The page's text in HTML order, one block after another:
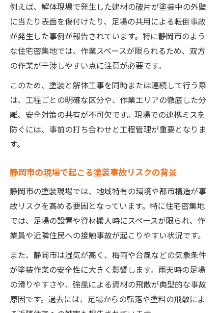
現場の塗装事故が発生する主なパターンと
は
火事など建設現場トラブル回避に学ぶ知恵
塗装現場で火事を防ぐための心掛けと対策
静岡市火事速報を活用した塗装リスク管理
術
山火事や建設現場トラブル事例で学ぶ塗装
の教訓
塗装作業時の思わぬ事故リスクとその軽減法
塗装作業で発生しやすい事故リスクを解説
静岡市の塗装現場で必要なリスク軽減アプ
ローチ
工事現場のニュースに学ぶ塗装事故の未然
防止
塗装時のケガやトラブルを防ぐ実践的対策
解体工事と塗装の事故事例から見る注意点
事故事例から見る安全な工事のポイントとは
例えば、解体現場で発生した建材の破片が塗装中の外壁
に当たり表面を傷付けたり、足場の共用による転倒事故
が発生した事例が報告されています。特に静岡市のよう
な住宅密集地では、作業スペースが限られるため、双方
の作業が干渉しやすい点に注意が必要です。
このため、塗装と解体工事を同時または連続して行う際
は、工程ごとの明確な区分や、作業エリアの徹底した分
離、安全対策の共有が不可欠です。現場での連携ミスを
防ぐには、事前の打ち合わせと工程管理が重要となりま
す。
静岡市の現場で起こる塗装事故リスクの背景
静岡市の塗装現場では、地域特有の環境や都市構造が事
故リスクを高める要因となっています。特に住宅密集地
では、足場の設置や資材搬入時にスペースが限られ、作
業員や近隣住民への接触事故が起こりやすい状況です。
また、静岡市は湿気が高く、梅雨や台風などの気象条件
が塗装作業の安全性に大きく影響します。雨天時の足場
の滑りやすさや、強風による資材の飛散が典型的な事故
原因です。過去には、足場からの転落や塗料の飛散によ